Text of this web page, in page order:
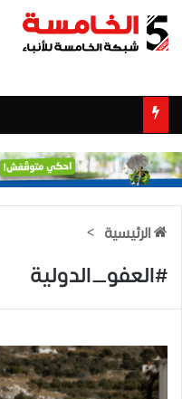
الرئيسية >
#العفو_الدولية